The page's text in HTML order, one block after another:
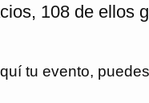
108 de ellos
tu evento, puedes